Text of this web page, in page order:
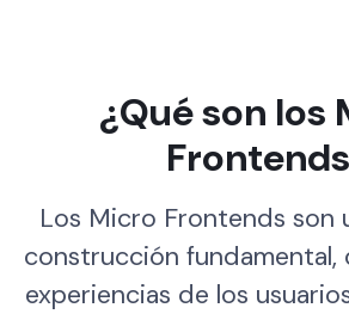
¿Qué son los
Los Micro Frontends son
construcción fundamental,
experiencias de los